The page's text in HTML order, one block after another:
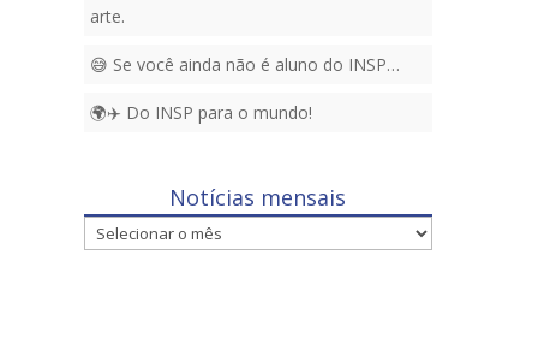
arte.
😅 Se você ainda não é aluno do INSP…
🌍✈️ Do INSP para o mundo!
Notícias mensais
Notícias
mensais